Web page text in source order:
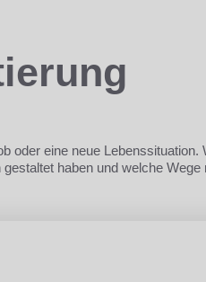
oder eine neue Lebenssituation.
haben und welche Wege